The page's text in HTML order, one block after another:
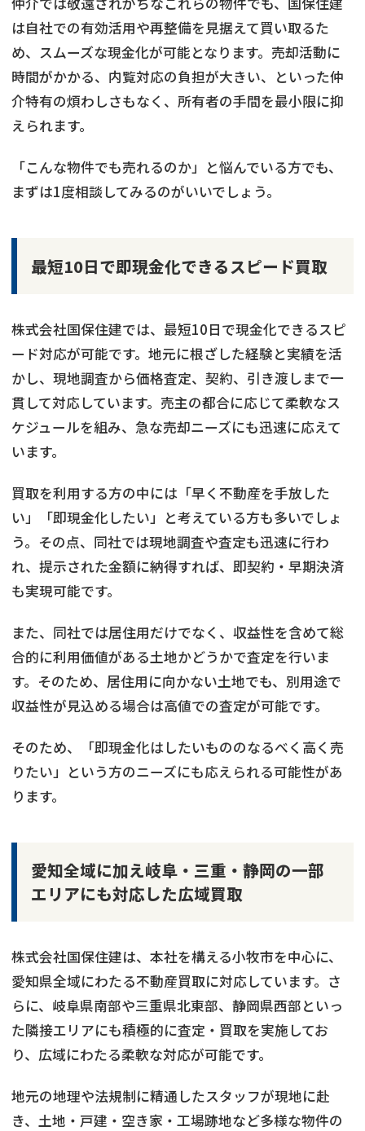
は自社での有効活用や再整備を見据えて買い取るた
め、スムーズな現金化が可能となります。売却活動に
時間がかかる、内覧対応の負担が大きい、といった仲
介特有の煩わしさもなく、所有者の手間を最小限に抑
えられます。
「こんな物件でも売れるのか」と悩んでいる方でも、
まずは1度相談してみるのがいいでしょう。
最短10日で即現金化できるスピード買取
株式会社国保住建では、最短10日で現金化できるスピ
ード対応が可能です。地元に根ざした経験と実績を活
かし、現地調査から価格査定、契約、引き渡しまで一
貫して対応しています。売主の都合に応じて柔軟なス
ケジュールを組み、急な売却ニーズにも迅速に応えて
います。
買取を利用する方の中には「早く不動産を手放した
い」「即現金化したい」と考えている方も多いでしょ
う。その点、同社では現地調査や査定も迅速に行わ
れ、提示された金額に納得すれば、即契約・早期決済
も実現可能です。
また、同社では居住用だけでなく、収益性を含めて総
合的に利用価値がある土地かどうかで査定を行いま
す。そのため、居住用に向かない土地でも、別用途で
収益性が見込める場合は高値での査定が可能です。
そのため、「即現金化はしたいもののなるべく高く売
りたい」という方のニーズにも応えられる可能性があ
ります。
愛知全域に加え岐阜・三重・静岡の一部
エリアにも対応した広域買取
株式会社国保住建は、本社を構える小牧市を中心に、
愛知県全域にわたる不動産買取に対応しています。さ
らに、岐阜県南部や三重県北東部、静岡県西部といっ
た隣接エリアにも積極的に査定・買取を実施してお
り、広域にわたる柔軟な対応が可能です。
地元の地理や法規制に精通したスタッフが現地に赴
き、土地・戸建・空き家・工場跡地など多様な物件の